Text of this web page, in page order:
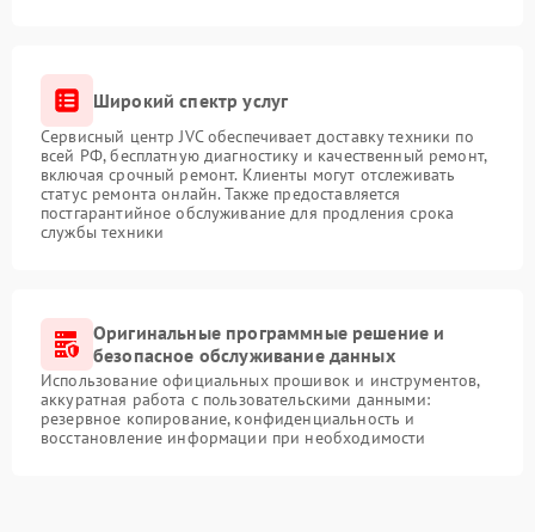
Широкий спектр услуг
Сервисный центр JVC обеспечивает доставку техники по
всей РФ, бесплатную диагностику и качественный ремонт,
включая срочный ремонт. Клиенты могут отслеживать
статус ремонта онлайн. Также предоставляется
постгарантийное обслуживание для продления срока
службы техники
Оригинальные программные решение и
безопасное обслуживание данных
Использование официальных прошивок и инструментов,
аккуратная работа с пользовательскими данными:
резервное копирование, конфиденциальность и
восстановление информации при необходимости